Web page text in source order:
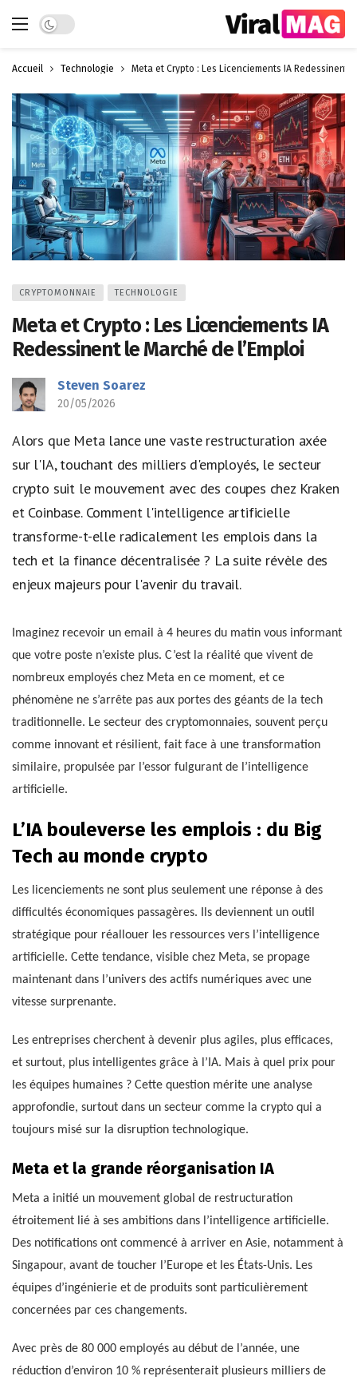
Dark mode
Accueil Technologie Meta et Crypto : Les Licenciements IA Redessinent
CRYPTOMONNAIE TECHNOLOGIE
Meta et Crypto : Les Licenciements IA
Redessinent le Marché de l’Emploi
Steven Soarez
20/05/2026
Alors que Meta lance une vaste restructuration axée
sur l'IA, touchant des milliers d'employés, le secteur
crypto suit le mouvement avec des coupes chez Kraken
et Coinbase. Comment l'intelligence artificielle
transforme-t-elle radicalement les emplois dans la
tech et la finance décentralisée ? La suite révèle des
enjeux majeurs pour l'avenir du travail.
Imaginez recevoir un email à 4 heures du matin vous informant
que votre poste n’existe plus. C’est la réalité que vivent de
nombreux employés chez Meta en ce moment, et ce
phénomène ne s’arrête pas aux portes des géants de la tech
traditionnelle. Le secteur des cryptomonnaies, souvent perçu
comme innovant et résilient, fait face à une transformation
similaire, propulsée par l’essor fulgurant de l’intelligence
artificielle.
L’IA bouleverse les emplois : du Big
Tech au monde crypto
Les licenciements ne sont plus seulement une réponse à des
difficultés économiques passagères. Ils deviennent un outil
stratégique pour réallouer les ressources vers l’intelligence
artificielle. Cette tendance, visible chez Meta, se propage
maintenant dans l’univers des actifs numériques avec une
vitesse surprenante.
Les entreprises cherchent à devenir plus agiles, plus efficaces,
et surtout, plus intelligentes grâce à l’IA. Mais à quel prix pour
les équipes humaines ? Cette question mérite une analyse
approfondie, surtout dans un secteur comme la crypto qui a
toujours misé sur la disruption technologique.
Meta et la grande réorganisation IA
Meta a initié un mouvement global de restructuration
étroitement lié à ses ambitions dans l’intelligence artificielle.
Des notifications ont commencé à arriver en Asie, notamment à
Singapour, avant de toucher l’Europe et les États-Unis. Les
équipes d’ingénierie et de produits sont particulièrement
concernées par ces changements.
Avec près de 80 000 employés au début de l’année, une
réduction d’environ 10 % représenterait plusieurs milliers de